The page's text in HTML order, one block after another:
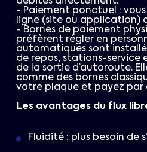
- Paiement ponctuel :
ligne (site ou application)
- Bornes de paiement
préfèrent régler en
automatiques sont
de repos, stations-service
de la sortie d’autoroute.
comme des bornes
votre plaque et payez par
Les avantages du flux
Fluidité : plus besoin de